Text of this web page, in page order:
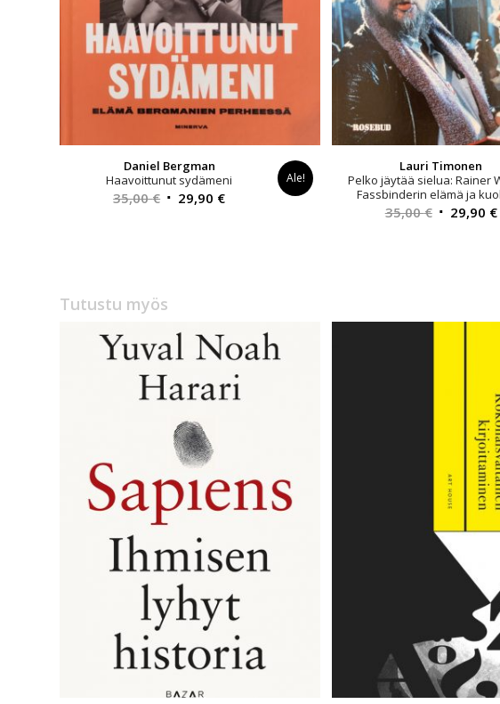
Daniel Bergman
Haavoittunut sydämeni
35,00€ Alkuperäinen
29,90 €Nykyinen
Ale!
Lauri Timonen
Pelko jäytää sielua: Rainer
Fassbinderin elämä ja
35,00€ 29,90 €
Tutustu myös